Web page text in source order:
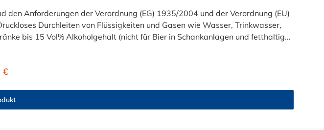
bis 15 Vol% Alkoholgehalt (nicht für Bier in Schankanlagen und fetthaltige
Preis:
€